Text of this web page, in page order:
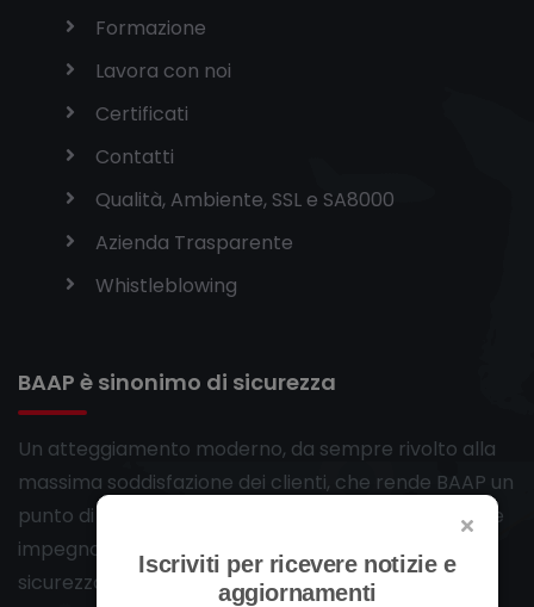
Formazione
Lavora con noi
Certificati
Contatti
Qualità, Ambiente, SSL e SA8000
Azienda Trasparente
Whistleblowing
BAAP è sinonimo di sicurezza
Un atteggiamento moderno, da sempre rivolto alla
massima soddisfazione dei clienti, che rende BAAP un
punto di riferimento per chi decide un chiaro e forte
impegno nella soluzione dei problemi legati alla
sicurezza.
Iscriviti per ricevere notizie e
aggiornamenti